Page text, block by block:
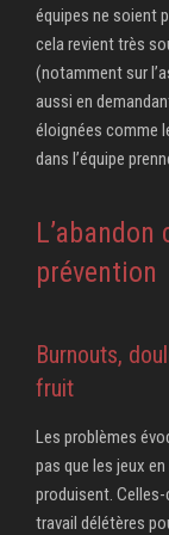
équipes ne soient
cela revient très
(notamment sur
aussi en
éloignées comme
dans l’équipe
prévention
Burnouts,
fruit
Les problèmes
pas que les jeux
produisent.
travail délétères